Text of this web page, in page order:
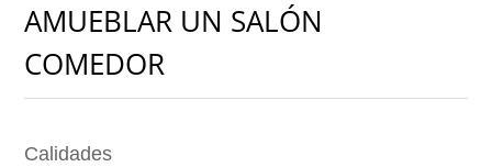
AMUEBLAR UN SALÓN
COMEDOR
Calidades